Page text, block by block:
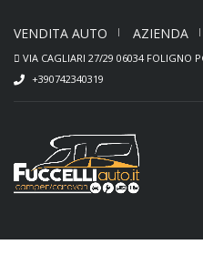
VENDITA AUTO AZIENDA
VIA CAGLIARI 27/29 06034 FOLIGNO
+390742340319